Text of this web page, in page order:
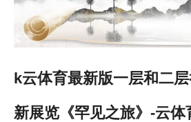
k云体育最新版一层和二
新展览《罕见之旅》-云体